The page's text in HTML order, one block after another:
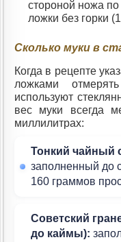
стороной ножа
ложки без горки
Сколько муки в
Когда в рецепте
ложками
используют
вес муки всегда
миллилитрах:
Тонкий чайный
заполненный до
160 граммов
Советский
до каймы):